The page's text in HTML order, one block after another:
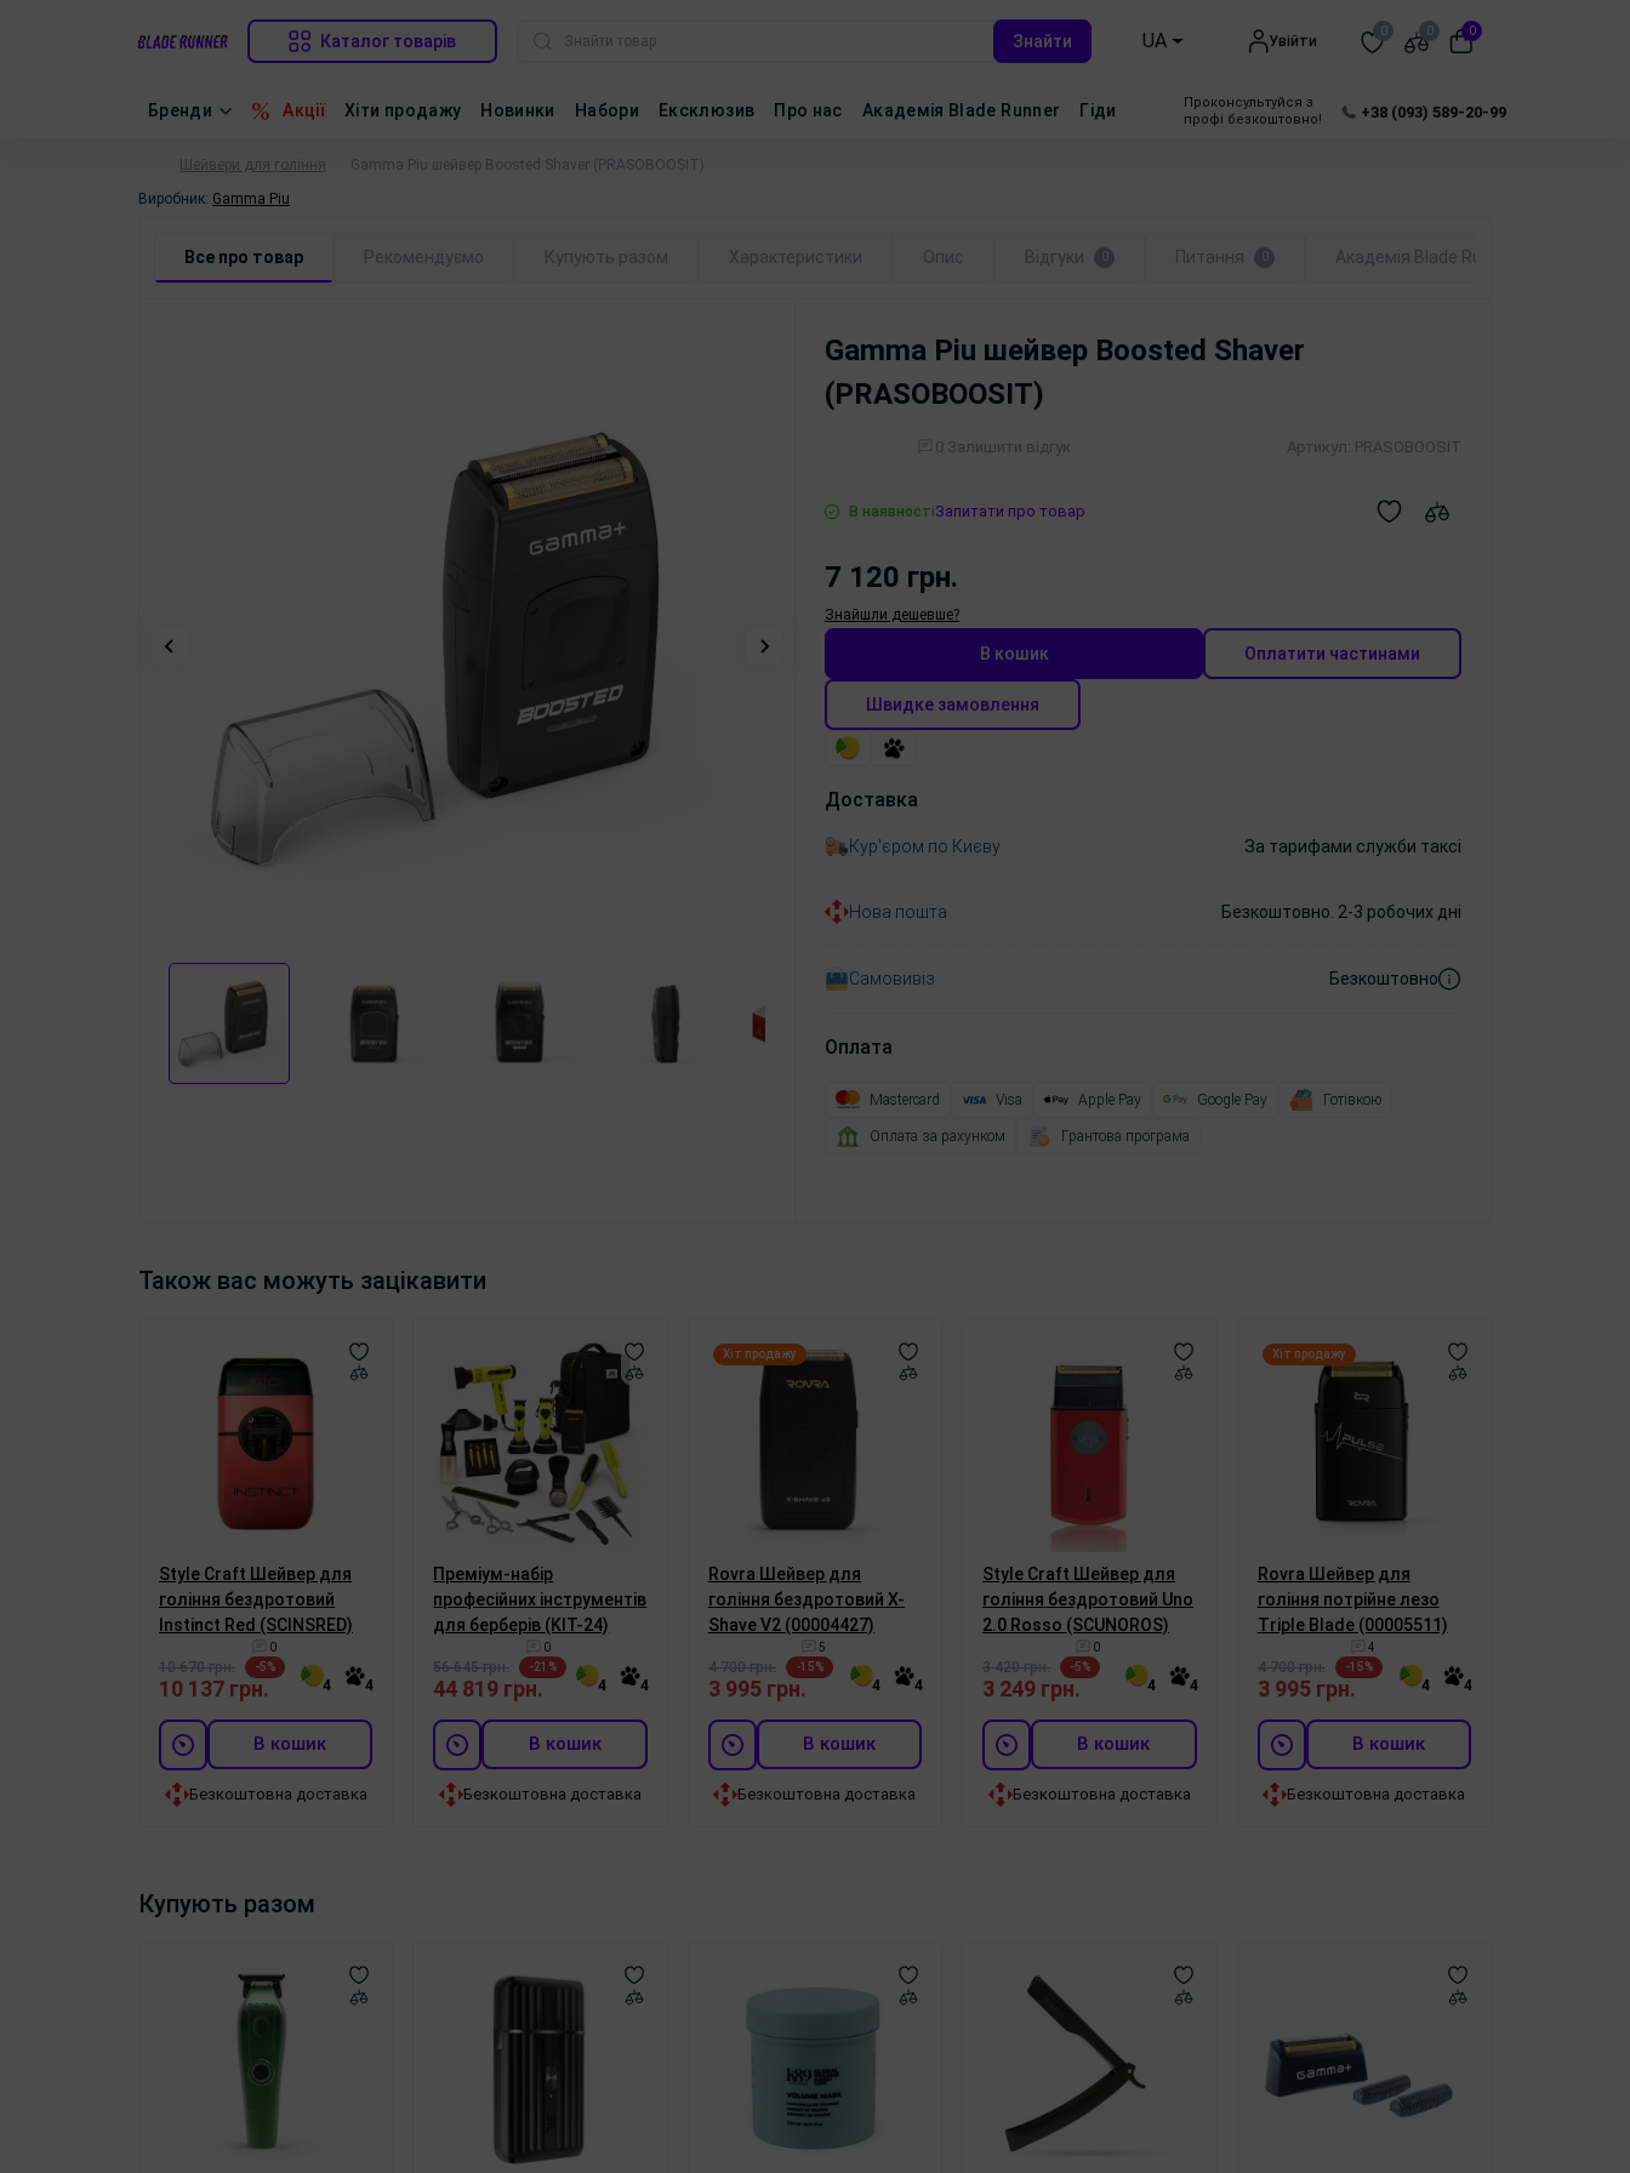
Каталог товарів Знайти UA Увійти
0 0 0
Бренди Акції Хіти продажу Новинки Набори Ексклюзив Про нас Академія Blade Runner Гіди
Проконсультуйся з
профі безкоштовно!
+38 (093) 589-20-99
Шейвери для гоління
Gamma Piu шейвер Boosted Shaver (PRASOBOOSIT)
Виробник: Gamma Piu
Все про товар Рекомендуємо Купують разом Характеристики Опис Відгуки 0 Питання 0 Академія Blade Runner
Gamma Piu шейвер Boosted Shaver
(PRASOBOOSIT)
0 Залишити відгук Артикул: PRASOBOOSIT
В наявностіЗапитати про товар
7 120 грн.
Знайшли дешевше?
В кошик Оплатити частинами
Швидке замовлення
Доставка
Кур'єром по Києву За тарифами служби таксі
Нова пошта Безкоштовно. 2-3 робочих дні
Самовивіз Безкоштовно
Оплата
Mastercard Visa Apple Pay Google Pay Готівкою
Оплата за рахунком Грантова програма
Також вас можуть зацікавити
Style Craft Шейвер для
гоління бездротовий
Instinct Red (SCINSRED)
0
4 4
10 670 грн. -5%
10 137 грн.
В кошик
Безкоштовна доставка
Преміум-набір
професійних інструментів
для берберів (KIT-24)
0
4 4
56 645 грн. -21%
44 819 грн.
В кошик
Безкоштовна доставка
Хіт продажу
Rovra Шейвер для
гоління бездротовий X-
Shave V2 (00004427)
5
4 4
4 700 грн. -15%
3 995 грн.
В кошик
Безкоштовна доставка
Style Craft Шейвер для
гоління бездротовий Uno
2.0 Rosso (SCUNOROS)
0
4 4
3 420 грн. -5%
3 249 грн.
В кошик
Безкоштовна доставка
Хіт продажу
Rovra Шейвер для
гоління потрійне лезо
Triple Blade (00005511)
4
4 4
4 700 грн. -15%
3 995 грн.
В кошик
Безкоштовна доставка
Купують разом